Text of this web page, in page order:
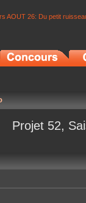
AOUT 26: Du petit
Projet 52,